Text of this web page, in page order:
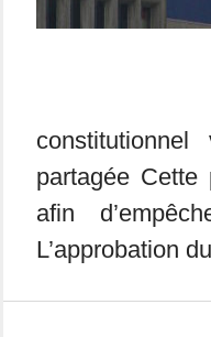
partagée Cette
afin
L’approbation